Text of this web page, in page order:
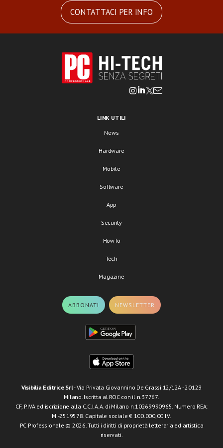
CONTATTACI PER INFO
LINK UTILI
News
Hardware
Mobile
Software
App
Security
HowTo
Tech
Magazine
ABBONATI NEWSLETTER
Visibilia Editrice Srl- Via Privata Giovannino De Grassi 12/12A - 20123
Milano. Iscritta al ROC con il n.37767.
CF, P.IVA ed iscrizione alla C.C.I.A.A. di Milano n.10269990965. Numero REA:
MI-2519578. Capitale sociale € 100.000,00 I.V.
PC Professionale © 2026. Tutti i diritti di proprietà letteraria ed artistica
riservati.